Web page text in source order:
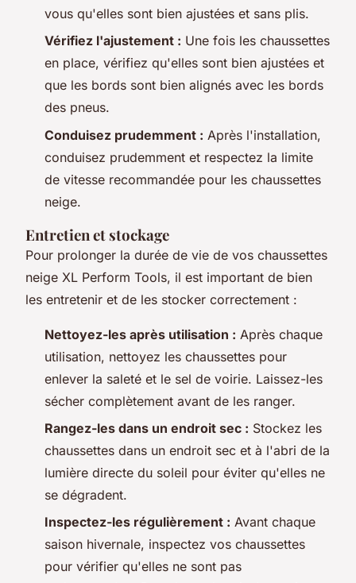
vous qu'elles sont bien ajustées et sans plis.
Vérifiez l'ajustement : Une fois les chaussettes
en place, vérifiez qu'elles sont bien ajustées et
que les bords sont bien alignés avec les bords
des pneus.
Conduisez prudemment : Après l'installation,
conduisez prudemment et respectez la limite
de vitesse recommandée pour les chaussettes
neige.
Entretien et stockage
Pour prolonger la durée de vie de vos chaussettes
neige XL Perform Tools, il est important de bien
les entretenir et de les stocker correctement :
Nettoyez-les après utilisation : Après chaque
utilisation, nettoyez les chaussettes pour
enlever la saleté et le sel de voirie. Laissez-les
sécher complètement avant de les ranger.
Rangez-les dans un endroit sec : Stockez les
chaussettes dans un endroit sec et à l'abri de la
lumière directe du soleil pour éviter qu'elles ne
se dégradent.
Inspectez-les régulièrement : Avant chaque
saison hivernale, inspectez vos chaussettes
pour vérifier qu'elles ne sont pas